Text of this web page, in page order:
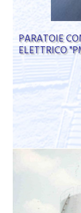
PARATOIE
ELETTRICO